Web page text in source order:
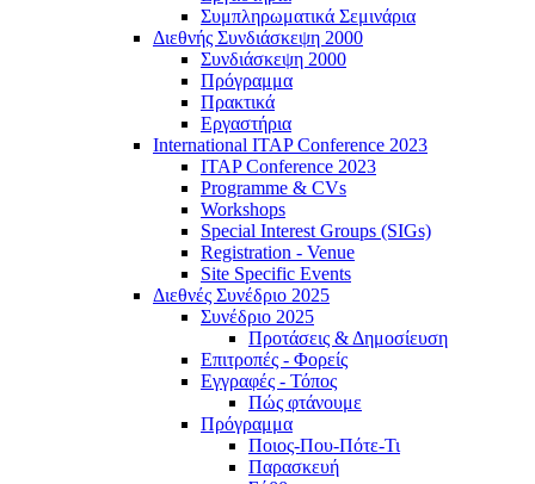
Συμπληρωματικά Σεμινάρια
Διεθνής Συνδιάσκεψη 2000
Συνδιάσκεψη 2000
Πρόγραμμα
Πρακτικά
Εργαστήρια
International ITAP Conference 2023
ITAP Conference 2023
Programme & CVs
Workshops
Special Interest Groups (SIGs)
Registration - Venue
Site Specific Events
Διεθνές Συνέδριο 2025
Συνέδριο 2025
Προτάσεις & Δημοσίευση
Επιτροπές - Φορείς
Εγγραφές - Τόπος
Πώς φτάνουμε
Πρόγραμμα
Ποιος-Που-Πότε-Τι
Παρασκευή